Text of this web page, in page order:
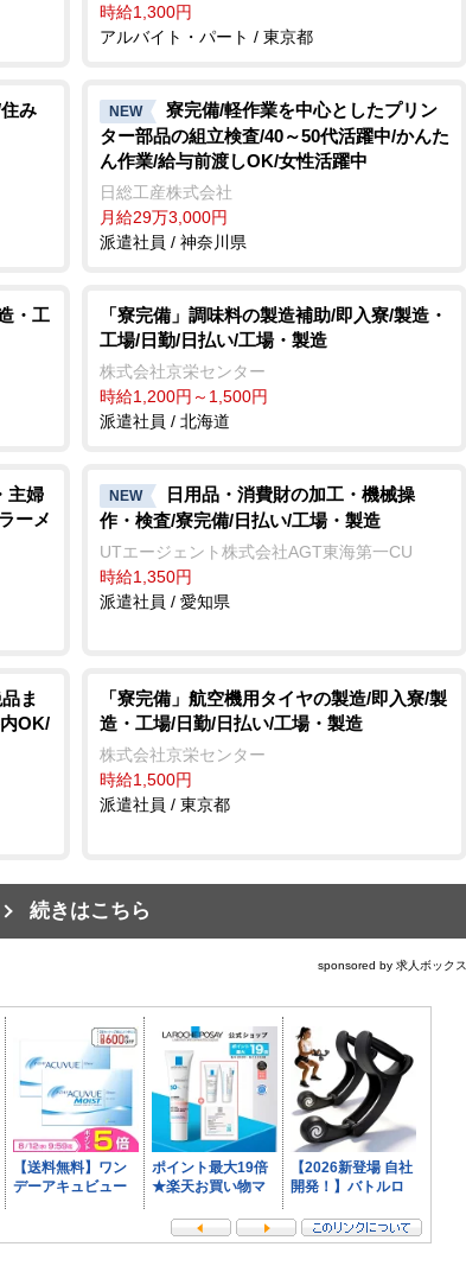
時給1,300円
アルバイト・パート / 東京都
み NEW
寮完備/軽作業を中心としたプリン
ター部品の組立検査/40～50代活躍中/かんた
ん作業/給与前渡しOK/女性活躍中
日総工産株式会社
月給29万3,000円
派遣社員 / 神奈川県
・工
「寮完備」調味料の製造補助/即入寮/製造・
工場/日勤/日払い/工場・製造
株式会社京栄センター
時給1,200円～1,500円
派遣社員 / 北海道
主婦
ーメ
NEW
日用品・消費財の加工・機械操
作・検査/寮完備/日払い/工場・製造
UTエージェント株式会社AGT東海第一CU
時給1,350円
派遣社員 / 愛知県
ま
OK/
「寮完備」航空機用タイヤの製造/即入寮/製
造・工場/日勤/日払い/工場・製造
株式会社京栄センター
時給1,500円
派遣社員 / 東京都
続きはこちら
sponsored by 求人ボックス